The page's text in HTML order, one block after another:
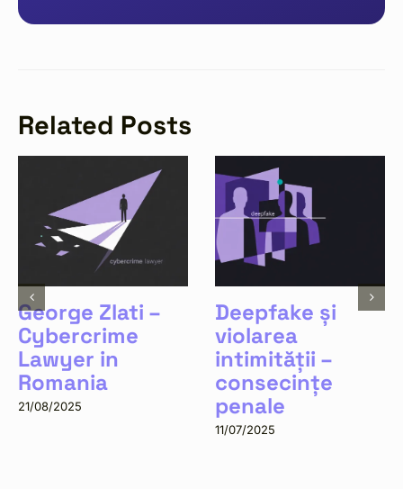
Related Posts
George Zlati –
Cybercrime
Lawyer in
Romania
21/08/2025
Deepfake și
violarea
intimității –
consecințe
penale
11/07/2025